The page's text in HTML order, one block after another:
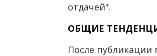
отдачей".
ОБЩИЕ
После публикации